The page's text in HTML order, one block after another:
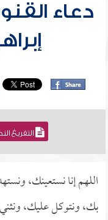
التفريغ
اللهم إنا نستعينك،
بك، ونتوكل عليك،